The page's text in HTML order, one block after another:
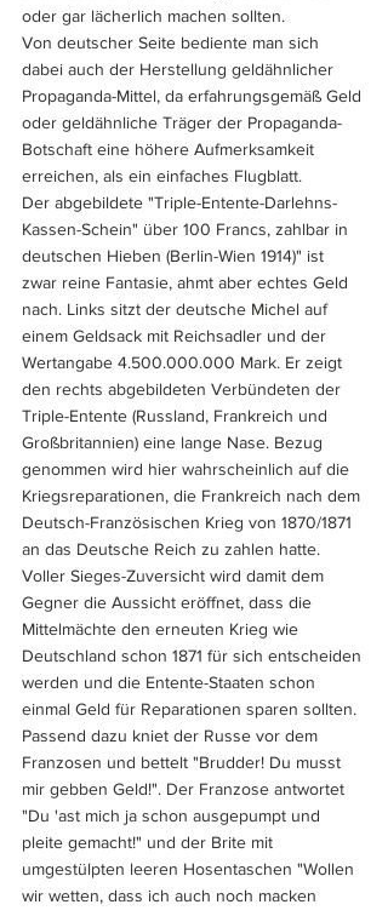
oder gar lächerlich machen sollten.
Von deutscher Seite bediente man sich
dabei auch der Herstellung geldähnlicher
Propaganda-Mittel, da erfahrungsgemäß Geld
oder geldähnliche Träger der Propaganda-
Botschaft eine höhere Aufmerksamkeit
erreichen, als ein einfaches Flugblatt.
Der abgebildete "Triple-Entente-Darlehns-
Kassen-Schein" über 100 Francs, zahlbar in
deutschen Hieben (Berlin-Wien 1914)" ist
zwar reine Fantasie, ahmt aber echtes Geld
nach. Links sitzt der deutsche Michel auf
einem Geldsack mit Reichsadler und der
Wertangabe 4.500.000.000 Mark. Er zeigt
den rechts abgebildeten Verbündeten der
Triple-Entente (Russland, Frankreich und
Großbritannien) eine lange Nase. Bezug
genommen wird hier wahrscheinlich auf die
Kriegsreparationen, die Frankreich nach dem
Deutsch-Französischen Krieg von 1870/1871
an das Deutsche Reich zu zahlen hatte.
Voller Sieges-Zuversicht wird damit dem
Gegner die Aussicht eröffnet, dass die
Mittelmächte den erneuten Krieg wie
Deutschland schon 1871 für sich entscheiden
werden und die Entente-Staaten schon
einmal Geld für Reparationen sparen sollten.
Passend dazu kniet der Russe vor dem
Franzosen und bettelt "Brudder! Du musst
mir gebben Geld!". Der Franzose antwortet
"Du 'ast mich ja schon ausgepumpt und
pleite gemacht!" und der Brite mit
umgestülpten leeren Hosentaschen "Wollen
wir wetten, dass ich auch noch macken